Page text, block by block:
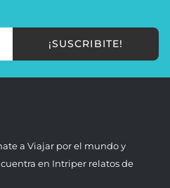
¡SUSCRIBITE!
a Viajar por el mundo y
en Intriper relatos de